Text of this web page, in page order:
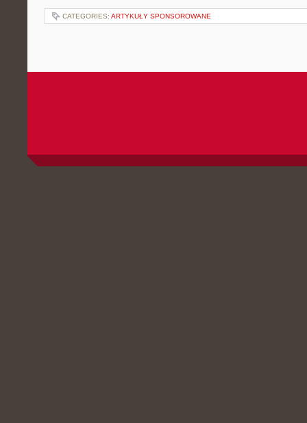
CATEGORIES: ARTYKUŁY SPONSOROWANE